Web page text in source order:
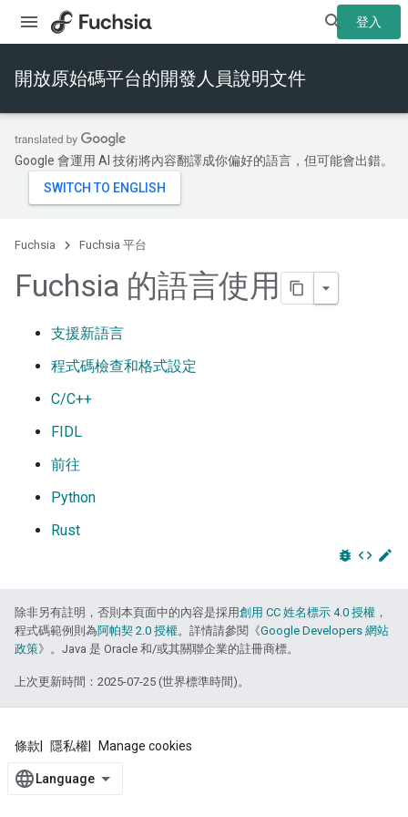
登入
開放原始碼平台的開發人員說明文件
Google 會運用 AI 技術將內容翻譯成你偏好的語言，但可能會出錯。
Fuchsia Fuchsia 平台
Fuchsia 的語言使用
支援新語言
程式碼檢查和格式設定
C/C++
FIDL
前往
Python
Rust
bug_report code edit
除非另有註明，否則本頁面中的內容是採用創用 CC 姓名標示 4.0 授權 ，
程式碼範例則為阿帕契 2.0 授權。詳情請參閱《Google Developers 網站
政策》。Java 是 Oracle 和/或其關聯企業的註冊商標。
上次更新時間：2025-07-25 (世界標準時間)。
條款 隱私權 Manage cookies